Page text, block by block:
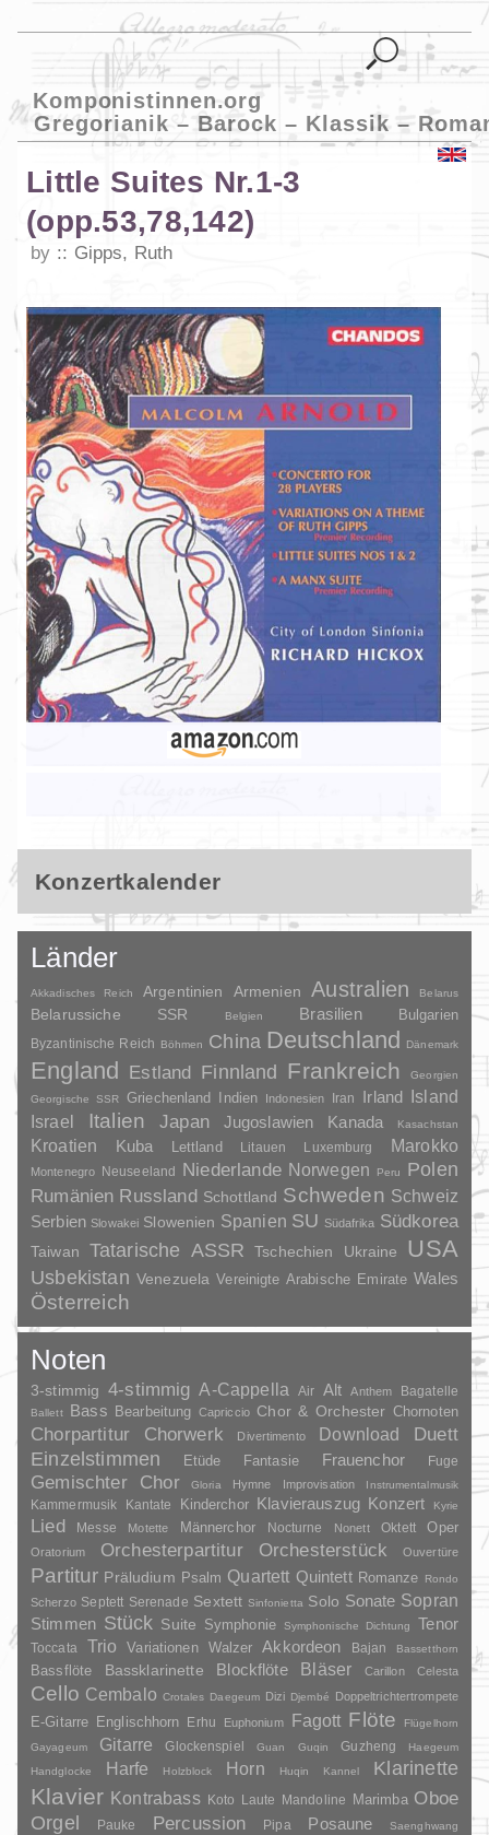
Komponistinnen.org
Gregorianik – Barock – Klassik –
Little Suites Nr.1-3
(opp.53,78,142)
by Gipps, Ruth
Konzertkalender
Länder
Akkadisches Reich Argentinien Armenien Australien Belarus
Belarussiche SSR Belgien Brasilien Bulgarien
Byzantinische Reich Böhmen China Deutschland Dänemark
England Estland Finnland Frankreich
Georgien
Georgische SSR
Griechenland Indien Indonesien Iran Irland
Island
Israel
Italien Japan Jugoslawien Kanada Kasachstan
Kroatien Kuba Lettland Litauen Luxemburg Marokko
Montenegro Neuseeland Niederlande Norwegen Peru
Polen
Rumänien Russland Schottland Schweden Schweiz
Serbien Slowakei Slowenien Spanien SU Südafrika Südkorea
Taiwan Tatarische ASSR Tschechien Ukraine USA
Usbekistan Venezuela Vereinigte Arabische Emirate Wales
Österreich
Noten
3-stimmig 4-stimmig A-Cappella Air Alt Anthem Bagatelle
Ballett Bass Bearbeitung Capriccio Chor & Orchester Chornoten
Chorpartitur Chorwerk Divertimento Download
Duett
Einzelstimmen
Etüde Fantasie Frauenchor Fuge
Gemischter Chor Gloria Hymne Improvisation Instrumentalmusik
Kammermusik Kantate Kinderchor Klavierauszug Konzert Kyrie
Lied Messe Motette Männerchor Nocturne Nonett Oktett Oper
Oratorium Orchesterpartitur Orchesterstück Ouvertüre
Partitur Präludium Psalm Quartett Quintett Romanze Rondo
Scherzo Septett Serenade Sextett Sinfonietta Solo Sonate Sopran
Stimmen Stück Suite Symphonie Symphonische Dichtung Tenor
Toccata Trio Variationen Walzer Akkordeon Bajan Bassetthorn
Bassflöte Bassklarinette Blockflöte Bläser Carillon Celesta
Cello Cembalo Crotales Daegeum Dizi Djembé Doppeltrichtertrompete
E-Gitarre Englischhorn Erhu Euphonium Fagott Flöte
Flügelhorn
Gayageum
Gitarre Glockenspiel Guan Guqin Guzheng
Haegeum
Handglocke
Harfe Holzblock Horn Huqin Kannel Klarinette
Klavier Kontrabass Koto Laute Mandoline Marimba Oboe
Orgel Pauke Percussion Pipa Posaune Saenghwang